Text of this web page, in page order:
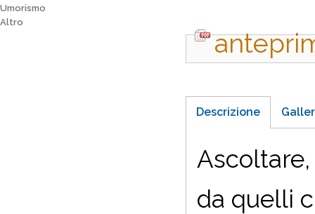
Umorismo
Altro
Descrizione
da quelli